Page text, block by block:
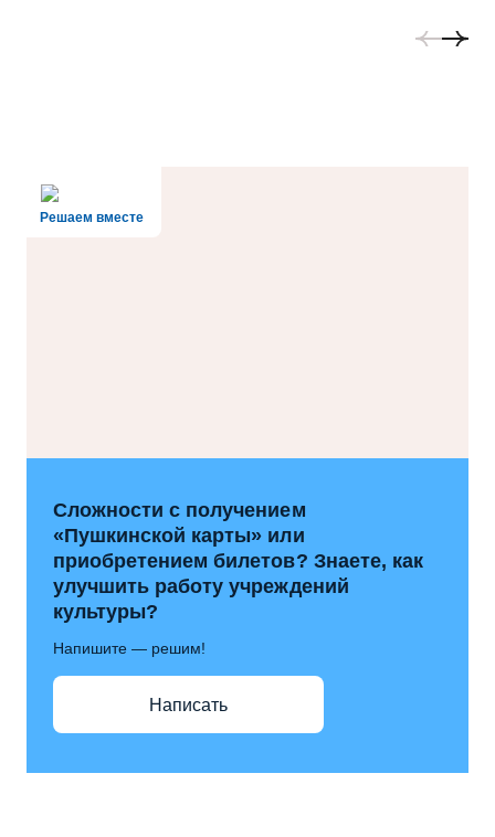
Решаем вместе
Сложности с получением
«Пушкинской карты» или
приобретением билетов? Знаете, как
улучшить работу учреждений
культуры?
Напишите — решим!
Написать